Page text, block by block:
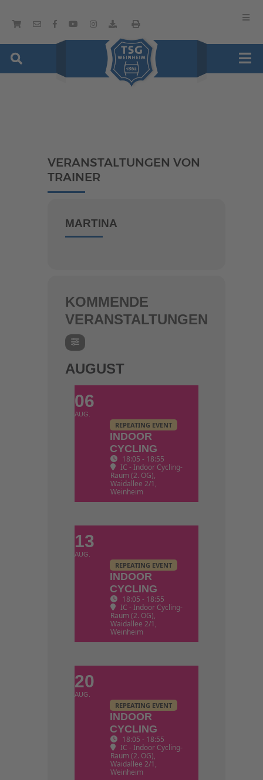
VERANSTALTUNGEN VON
TRAINER
MARTINA
KOMMENDE
VERANSTALTUNGEN
AUGUST
06
AUG.
REPEATING EVENT
INDOOR
CYCLING
18:05 - 18:55
IC - Indoor Cycling-
Raum (2. OG),
Waidallee 2/1,
Weinheim
13
AUG.
REPEATING EVENT
INDOOR
CYCLING
18:05 - 18:55
IC - Indoor Cycling-
Raum (2. OG),
Waidallee 2/1,
Weinheim
20
AUG.
REPEATING EVENT
INDOOR
CYCLING
18:05 - 18:55
IC - Indoor Cycling-
Raum (2. OG),
Waidallee 2/1,
Weinheim